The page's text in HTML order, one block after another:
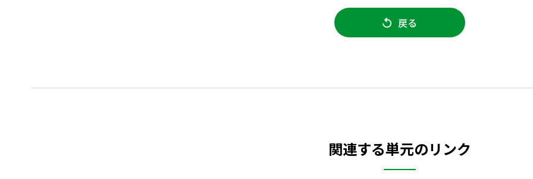
戻る
関連する単元のリンク